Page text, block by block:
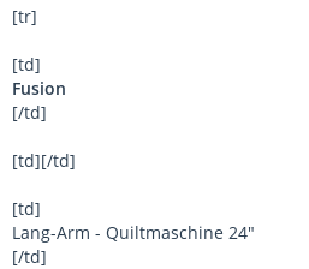
[tr]
[td]
Fusion
[/td]
[td][/td]
[td]
Lang-Arm - Quiltmaschine 24"
[/td]